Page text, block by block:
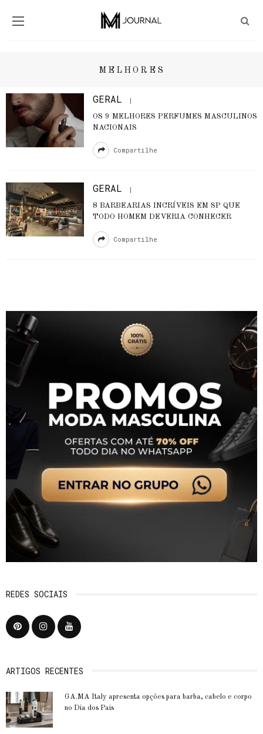
MELHORES
GERAL
OS 9 MELHORES PERFUMES MASCULINOS
NACIONAIS
Compartilhe
GERAL
8 BARBEARIAS INCRÍVEIS EM SP QUE
TODO HOMEM DEVERIA CONHECER
Compartilhe
REDES SOCIAIS
ARTIGOS RECENTES
GA.MA Italy apresenta opções para barba, cabelo e corpo
no Dia dos Pais